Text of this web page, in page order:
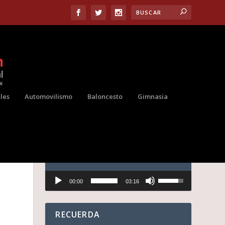
Automovilismo Baloncesto Gimnasia
audio
00:00 03:16
t
i
l
RECUERDA